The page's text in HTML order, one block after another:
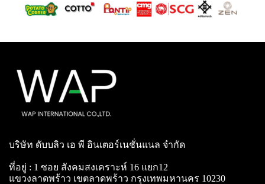
บริษัท ดับบลิว เอ พี อินเตอร์เนชั่นแนล จำกัด
ที่อยู่ : 1 ซอย สังคมสงเคราะห์ 16 แยก12
แขวงลาดพร้าว เขตลาดพร้าว กรุงเทพมหานคร 10230